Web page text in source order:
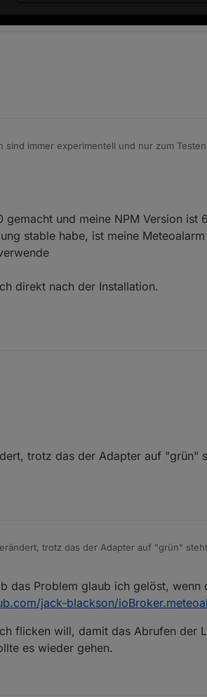
sind immer experimentell und nur zum
noch npm 7 installiert, das macht in der
und meine NPM Version ist
stable habe, ist meine
direkt nach der Installation.
gemacht und meine NPM Version ist
habe, ist meine Meteoalarm Version
"
trotz das der Adapter auf "grün"
trotz das der Adapter auf "grün"
das Problem glaub ich gelöst, wenn
jack-blackson/
flicken will, damit das Abrufen der
es wieder gehen.